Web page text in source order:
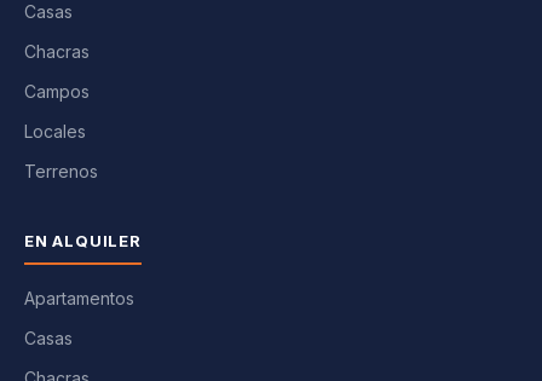
Casas
Chacras
Campos
Locales
Terrenos
EN ALQUILER
Apartamentos
Casas